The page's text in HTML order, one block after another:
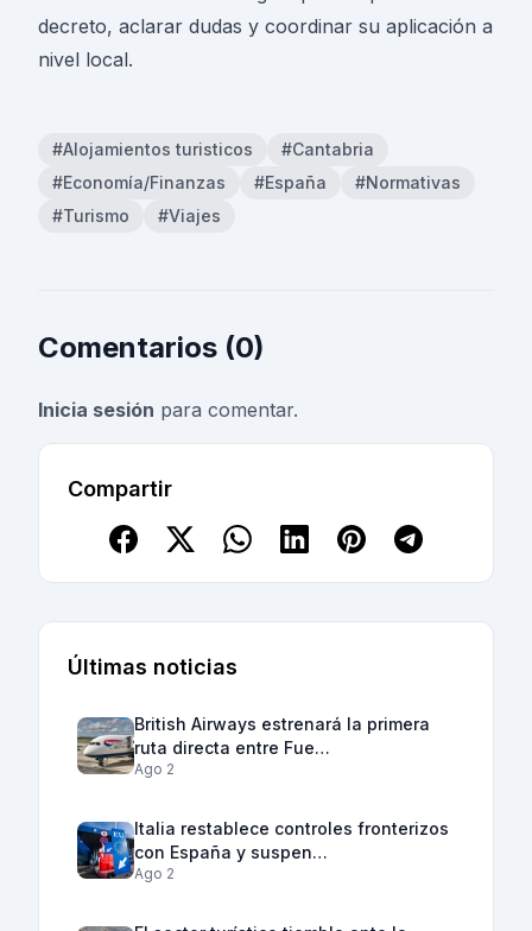
decreto, aclarar dudas y coordinar su aplicación a
nivel local.
#Alojamientos turisticos
#Cantabria
#Economía/Finanzas
#España
#Normativas
#Turismo
#Viajes
Comentarios (0)
Inicia sesión para comentar.
Compartir
Últimas noticias
British Airways estrenará la primera
ruta directa entre Fue…
Ago 2
Italia restablece controles fronterizos
con España y suspen…
Ago 2